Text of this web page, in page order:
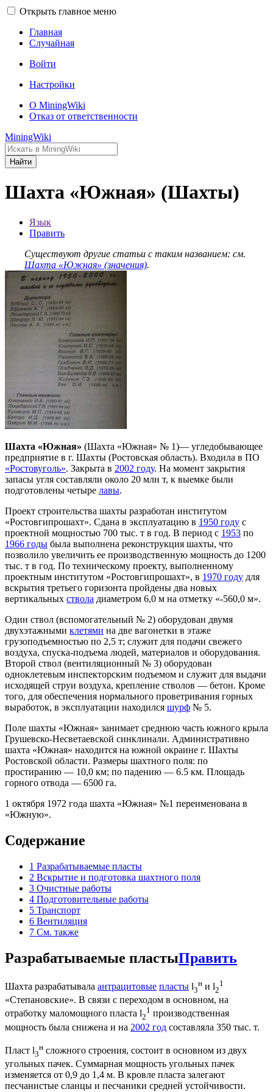
Открыть главное меню
Главная
Случайная
Войти
Настройки
О MiningWiki
Отказ от ответственности
MiningWiki
Найти
Шахта «Южная» (Шахты)
Язык
Править
Существуют другие статьи с таким названием: см.
Шахта «Южная» (значения).
Шахта «Южная» (Шахта «Южная» № 1)— угледобывающее
предприятие в г. Шахты (Ростовская область). Входила в ПО
«Ростовуголь». Закрыта в 2002 году. На момент закрытия
запасы угля составляли около 20 млн т, к выемке были
подготовлены четыре лавы.
Проект строительства шахты разработан институтом
«Ростовгипрошахт». Сдана в эксплуатацию в 1950 году с
проектной мощностью 700 тыс. т в год. В период с 1953 по
1966 годы была выполнена реконструкция шахты, что
позволило увеличить ее производственную мощность до 1200
тыс. т в год. По техническому проекту, выполненному
проектным институтом «Ростовгипрошахт», в 1970 году для
вскрытия третьего горизонта пройдены два новых
вертикальных ствола диаметром 6,0 м на отметку «-560,0 м».
Один ствол (вспомогательный № 2) оборудован двумя
двухэтажными клетями на две вагонетки в этаже
грузоподъемностью по 2,5 т; служит для подачи свежего
воздуха, спуска-подъема людей, материалов и оборудования.
Второй ствол (вентиляционный № 3) оборудован
одноклетевым инспекторским подъемом и служит для выдачи
исходящей струи воздуха, крепление стволов — бетон. Кроме
того, для обеспечения нормального проветривания горных
выработок, в эксплуатации находился шурф № 5.
Поле шахты «Южная» занимает среднюю часть южного крыла
Грушевско-Несветаевской синклинали. Административно
шахта «Южная» находится на южной окраине г. Шахты
Ростовской области. Размеры шахтного поля: по
простиранию — 10,0 км; по падению — 6.5 км. Площадь
горного отвода — 6500 га.
1 октября 1972 года шахта «Южная» №1 переименована в
«Южную».
Содержание
1 Разрабатываемые пласты
2 Вскрытие и подготовка шахтного поля
3 Очистные работы
4 Подготовительные работы
5 Транспорт
6 Вентиляция
7 См. также
Разрабатываемые пластыПравить
Шахта разрабатывала антрацитовые пласты l3
н и l2
1
«Степановские». В связи с переходом в основном, на
отработку маломощного пласта l2
1 производственная
мощность была снижена и на 2002 год составляла 350 тыс. т.
Пласт l3
н сложного строения, состоит в основном из двух
угольных пачек. Суммарная мощность угольных пачек
изменяется от 0,9 до 1,4 м. В кровле пласта залегают
песчанистые сланцы и песчаники средней устойчивости.